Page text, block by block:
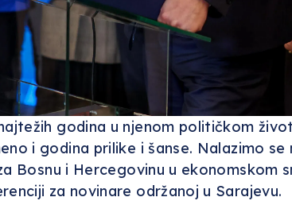
godina u njenom političkom
i godina prilike i šanse. Nalazimo
Bosnu i Hercegovinu u ekonomskom
za novinare održanoj u Sarajevu.